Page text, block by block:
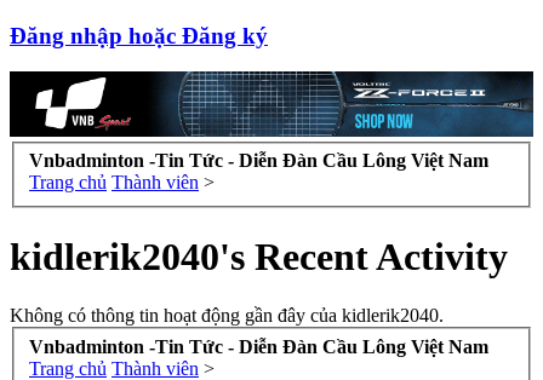
Đăng nhập hoặc Đăng ký
Vnbadminton -Tin Tức - Diễn Đàn Cầu Lông Việt Nam
Trang chủ Thành viên >
kidlerik2040's Recent Activity
Không có thông tin hoạt động gần đây của kidlerik2040.
Vnbadminton -Tin Tức - Diễn Đàn Cầu Lông Việt Nam
Trang chủ Thành viên >